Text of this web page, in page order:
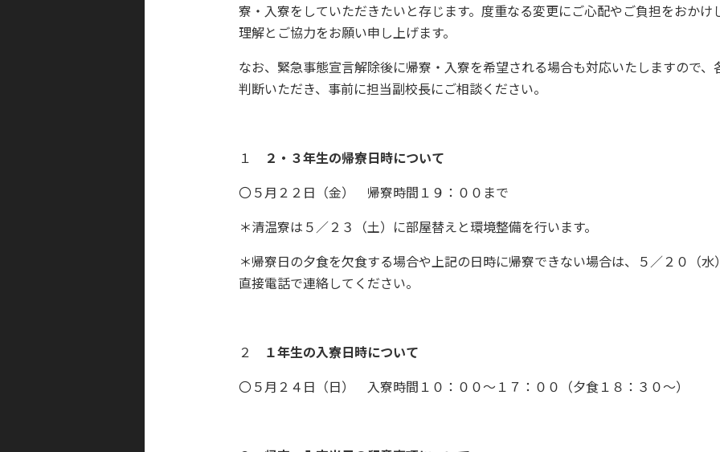
寮・入寮をしていただきたいと存じます。度重なる変更にご心配やご負担をおかけ
理解とご協力をお願い申し上げます。
なお、緊急事態宣言解除後に帰寮・入寮を希望される場合も対応いたしますので、
判断いただき、事前に担当副校長にご相談ください。
１
２・３年生の帰寮日時について
〇５月２２日（金） 帰寮時間１９：００まで
＊清温寮は５／２３（土）に部屋替えと環境整備を行います。
＊帰寮日の夕食を欠食する場合や上記の日時に帰寮できない場合は、５／２０（水
直接電話で連絡してください。
２
１年生の入寮日時について
〇５月２４日（日） 入寮時間１０：００～１７：００（夕食１８：３０～）